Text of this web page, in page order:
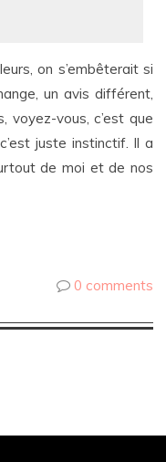
on s’embêterait si
un avis différent,
voyez-vous, c’est que
juste instinctif. Il a
de moi et de nos
0 comments